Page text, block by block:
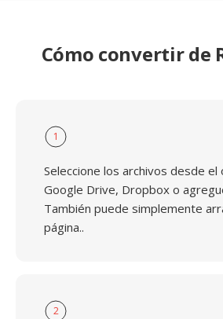
Cómo convertir de
1
Seleccione los archivos desde el
Google Drive, Dropbox o
También puede simplemente
página..
2